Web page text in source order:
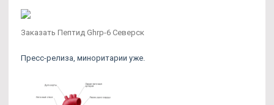
Заказать Пептид Ghrp-6 Северск
Пресс-релиза, миноритарии уже.